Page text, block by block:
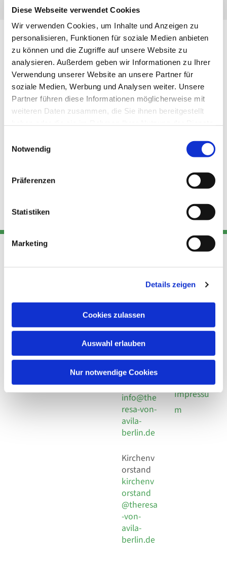
Diese Webseite verwendet Cookies
Wir verwenden Cookies, um Inhalte und Anzeigen zu
personalisieren, Funktionen für soziale Medien anbieten
zu können und die Zugriffe auf unsere Website zu
analysieren. Außerdem geben wir Informationen zu Ihrer
Verwendung unserer Website an unsere Partner für
soziale Medien, Werbung und Analysen weiter. Unsere
Partner führen diese Informationen möglicherweise mit
weiteren Daten zusammen, die Sie ihnen bereitgestellt
Notwendig
Präferenzen
Statistiken
Marketing
Details zeigen
Cookies zulassen
Auswahl erlauben
Nur notwendige Cookies
Adresse
Kirchengemeinde Pfarrei
Hl. Theresa von Avila Berlin
Nordost
Leitender Pfarrer - Norbert
Pomplun
13086 Berlin
Kont
Telefon
+49 30
924 64 28
30 924 54
18
E-Mail
info@the
resa-von-
avila-
berlin.de
Kirchenv
orstand
kirchenv
orstand
@theresa
-von-
avila-
berlin.de
Links
Datensch
Datensch
Social
Impressu
m